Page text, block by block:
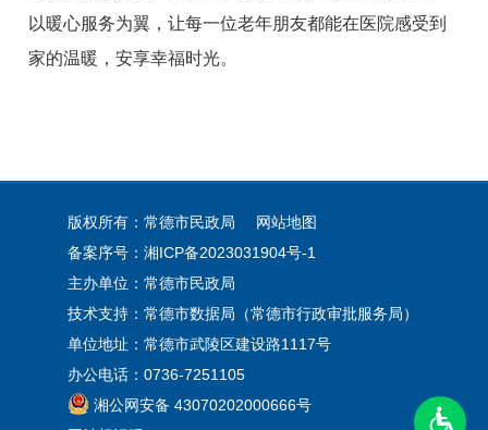
以暖心服务为翼，让每一位老年朋友都能在医院感受到
家的温暖，安享幸福时光。
版权所有：常德市民政局
网站地图
备案序号： 湘ICP备2023031904号-1
主办单位：常德市民政局
技术支持：常德市数据局（常德市行政审批服务局）
单位地址：常德市武陵区建设路1117号
办公电话：0736-7251105
湘公网安备 43070202000666号